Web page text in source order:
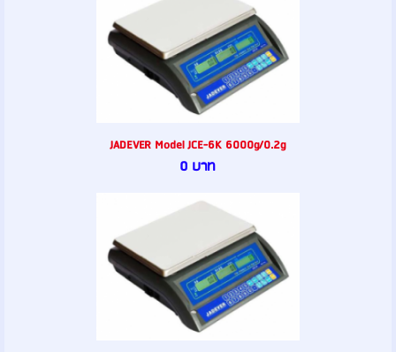
JADEVER Model JCE-6K 6000g/0.2g
0 บาท